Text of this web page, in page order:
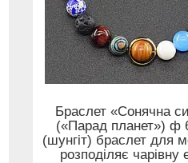
Браслет «Сонячна
(«Парад планет») ф
(шунгіт) браслет для
розподіляє чарівну